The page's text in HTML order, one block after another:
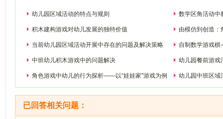
幼儿园区域活动的特点与规则 数学区角活动中
积木建构游戏对幼儿发展的独特价值 由模仿到创造：
当前幼儿园区域活动开展中存在的问题及解决策略 自制数学游戏
中班幼儿积木游戏中的问题解决 幼儿园餐前游戏
角色游戏中幼儿的行为探析——以“娃娃家”游戏为例 幼儿园中班区域
已回答相关问题：